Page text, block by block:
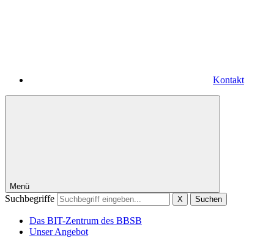
Kontakt
Menü
Suchbegriffe X Suchen
Das BIT-Zentrum des BBSB
Unser Angebot